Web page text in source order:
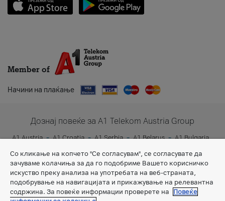
Member of
Начини на плаќање
Дознај повеќе за A1 Telekom Austria Group
A1 Austria A1 Croatia A1 Serbia A1 Belarus
A1 Bulgaria
Со кликање на копчето "Се согласувам", се согласувате да
зачуваме колачиња за да го подобриме Вашето корисничко
искуство преку анализа на употребата на веб-страната,
подобрување на навигацијата и прикажување на релевантна
содржина. За повеќе информации проверете на
Повеќе